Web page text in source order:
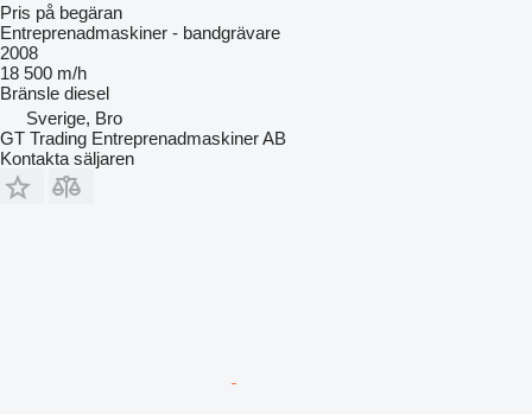
Pris på begäran
Entreprenadmaskiner - bandgrävare
2008
18 500 m/h
Bränsle diesel
Sverige, Bro
GT Trading Entreprenadmaskiner AB
Kontakta säljaren